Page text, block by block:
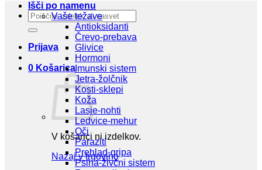
Išči:
Prijava
0 Košarica
V košarici ni izdelkov.
Nazaj v trgovino
Išči po namenu
Vaše težave
Antioksidanti
Črevo-prebava
Glivice
Hormoni
Imunski sistem
Jetra-žolčnik
Kosti-sklepi
Koža
Lasje-nohti
Ledvice-mehur
Oči
Paraziti
Prehlad-gripa
Psiha-živčni sistem